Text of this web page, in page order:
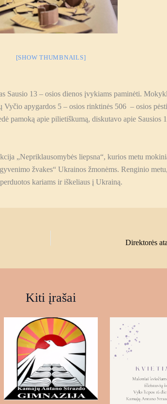
[SHOW THUMBNAILS]
Sausio 13 – osios dienos įvykiams paminėti.
Vyčio apygardos 5 – osios rinktinės 506 – osios
pamoką apie pilietiškumą, diskutavo apie Sausios
„Nepriklausomybės liepsna“, kurios metu
žvakes“ Ukrainos žmonėms. Renginio
kariams ir iškeliaus į Ukrainą.
Direktorės
Kiti įrašai